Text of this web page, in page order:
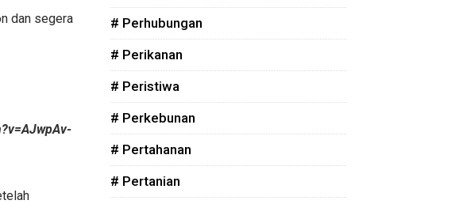
dan segera
# Perhubungan
# Perikanan
# Peristiwa
# Perkebunan
# Pertahanan
# Pertanian